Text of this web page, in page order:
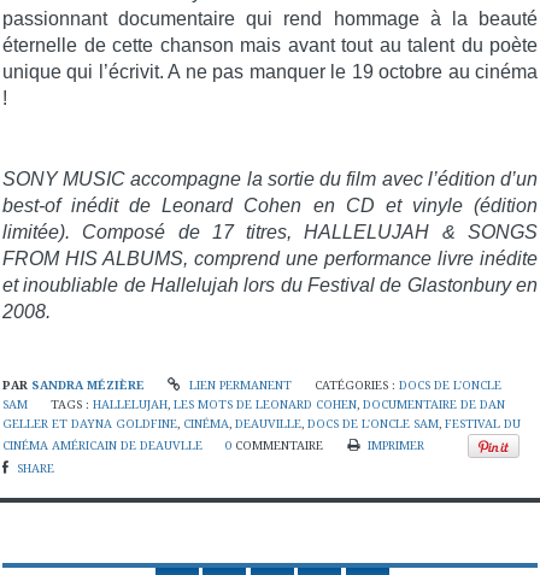
passionnant documentaire qui rend hommage à la beauté
éternelle de cette chanson mais avant tout au talent du poète
unique qui l’écrivit. A ne pas manquer le 19 octobre au cinéma
!
SONY MUSIC accompagne la sortie du film avec l’édition d’un
best-of inédit de Leonard Cohen en CD et vinyle (édition
limitée). Composé de 17 titres, HALLELUJAH & SONGS
FROM HIS ALBUMS, comprend une performance livre inédite
et inoubliable de Hallelujah lors du Festival de Glastonbury en
2008.
PAR SANDRA MÉZIÈRE LIEN PERMANENT CATÉGORIES :DOCS DE L'ONCLE
SAM
TAGS :HALLELUJAH,LES MOTS DE LEONARD COHEN,DOCUMENTAIRE DE DAN
GELLER ET DAYNA GOLDFINE, CINÉMA, DEAUVILLE, DOCS DE L'ONCLE SAM, FESTIVAL DU
CINÉMA AMÉRICAIN DE DEAUVLLE
0 COMMENTAIRE
IMPRIMER
SHARE